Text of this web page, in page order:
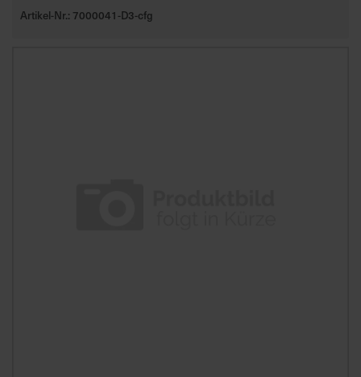
Artikel-Nr.: 7000041-D3-cfg